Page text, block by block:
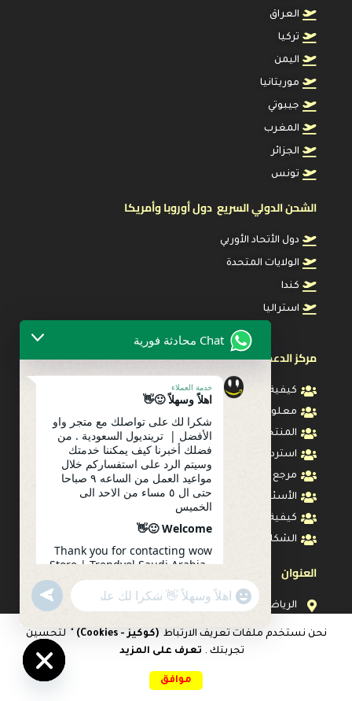
العراق
تركيا
اليمن
موريتانيا
جيبوتي
المغرب
الجزائر
تونس
الشحن الدولي السريع دول أوروبا وأمريكا
دول الأتحاد الأوربي
الولايات المتحدة
كندا
استراليا
مركز الدعم & المساعدة
كيفية الطلب
معلومات الشحن
المنتجات المسترجعه
استرداد المبلغ
مرجع المقاس
الأسئلة المتكررة
كيفية تتبع طلبك
الشكاوي والأقتراحات
العنوان
الرياض
اوقات العمل : من الساعه ٩ صباحا حتى ال ٥ مساء من
الاحد الى الخميس
نحن نستخدم ملفات تعريف الارتباط (كوكيز - Cookies)
" لتحسين
تجربتك . تعرف على المزيد
موافق
1 زوج
من بوت
الثلج
ر.س48,00
متوفر
في
المفضلات
Chat محادثة فورية
خدمة العملاء
اهلاً وسهلاً 🙂👋
شكرا لك على تواصلك مع متجر واو
الأفضل | ترينديول السعودية . من
فضلك أخبرنا كيف يمكننا خدمتك
وسيتم الرد على استفساركم خلال
مواعيد العمل من الساعه ٩ صباحا
حتى ال ٥ مساء من الاحد الى
الخميس
Welcome 🙂👋
Thank you for contacting wow
Store | Trendyol Saudi Arabia .
Please let us know how we can
serve you. Your inquiry will be
answered during working
Sunday to Thursday
20:14
"+chaty_settings.lang.emoji_picker+"
WhatsApp
undefined